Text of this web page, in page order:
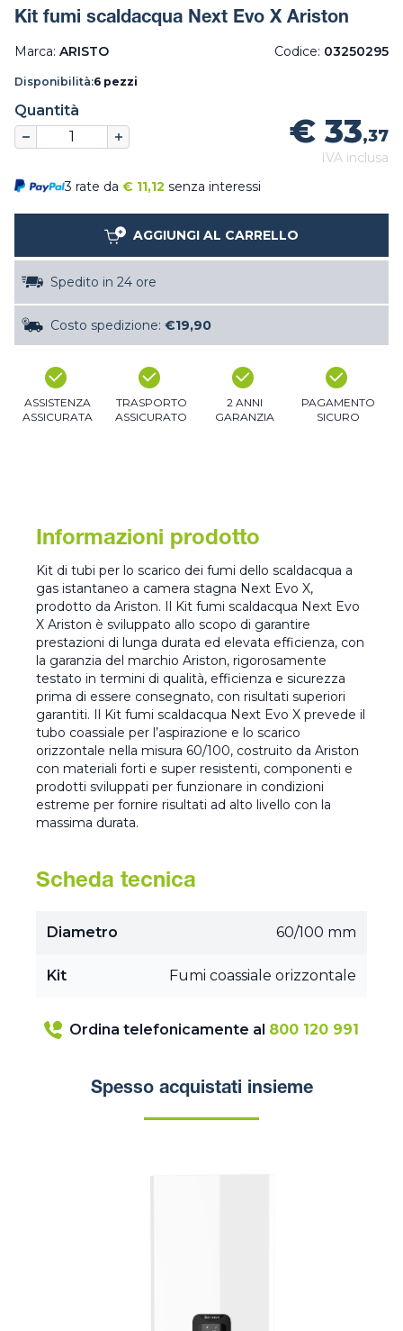
Kit fumi scaldacqua Next Evo X Ariston
Marca: ARISTO Codice: 03250295
Disponibilità:6 pezzi
Quantità
€ 33,37
IVA inclusa
3 rate da € 11,12 senza interessi
AGGIUNGI AL CARRELLO
Spedito in 24 ore
Costo spedizione: €19,90
ASSISTENZA
ASSICURATA
TRASPORTO
ASSICURATO
2 ANNI
GARANZIA
PAGAMENTO
SICURO
Informazioni prodotto
Kit di tubi per lo scarico dei fumi dello scaldacqua a
gas istantaneo a camera stagna Next Evo X,
prodotto da Ariston. Il Kit fumi scaldacqua Next Evo
X Ariston è sviluppato allo scopo di garantire
prestazioni di lunga durata ed elevata efficienza, con
la garanzia del marchio Ariston, rigorosamente
testato in termini di qualità, efficienza e sicurezza
prima di essere consegnato, con risultati superiori
garantiti. Il Kit fumi scaldacqua Next Evo X prevede il
tubo coassiale per l’aspirazione e lo scarico
orizzontale nella misura 60/100, costruito da Ariston
con materiali forti e super resistenti, componenti e
prodotti sviluppati per funzionare in condizioni
estreme per fornire risultati ad alto livello con la
massima durata.
Scheda tecnica
Diametro 60/100 mm
Kit Fumi coassiale orizzontale
Ordina telefonicamente al 800 120 991
Spesso acquistati insieme